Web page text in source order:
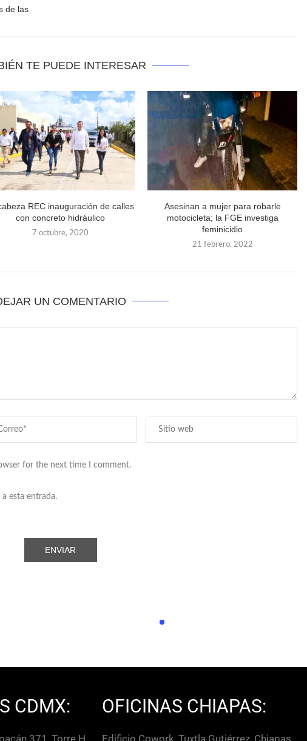
de las
TE PUEDE INTERESAR
REC inauguración de calles
con concreto hidráulico
7 octubre, 2020
Asesinan a mujer para robarle
motocicleta; la FGE investiga
feminicidio
21 febrero, 2022
UN COMENTARIO
for the next time I comment.
esta entrada.
CDMX: OFICINAS CHIAPAS: